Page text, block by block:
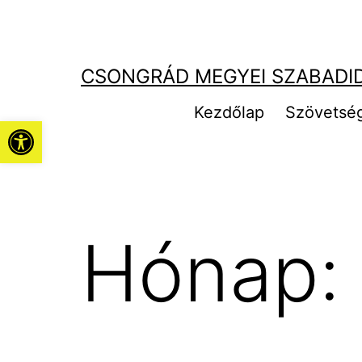
Eszköztár megnyitása
tartalomhozCSONGRÁD MEGYEI
Kezdőlap
Hónap: